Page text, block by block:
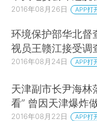
2016年08月26日 APP打
环境保护部华北督
视员王赣江接受调
2016年08月24日 APP打
天津副市长尹海林
看” 曾因天津爆炸
2016年08月22日 APP打